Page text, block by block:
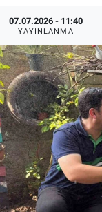
07.07.2026 - 11:40
YAYINLANMA